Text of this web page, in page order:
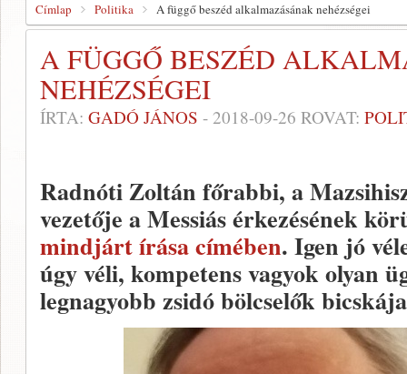
Címlap Politika A függő beszéd alkalmazásának nehézségei
A FÜGGŐ BESZÉD
NEHÉZSÉGEI
ÍRTA: GADÓ JÁNOS - 2018-09-26 ROVAT:
Radnóti Zoltán főrabbi, a
vezetője a Messiás érkezésének
mindjárt írása címében. Igen jó
úgy véli, kompetens vagyok olyan
legnagyobb zsidó bölcselők